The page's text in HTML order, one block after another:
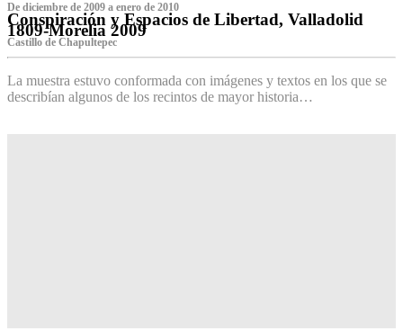
De diciembre de 2009 a enero de 2010
Conspiración y Espacios de Libertad, Valladolid
1809-Morelia 2009
Castillo de Chapultepec
La muestra estuvo conformada con imágenes y textos en los que se
describían algunos de los recintos de mayor historia…